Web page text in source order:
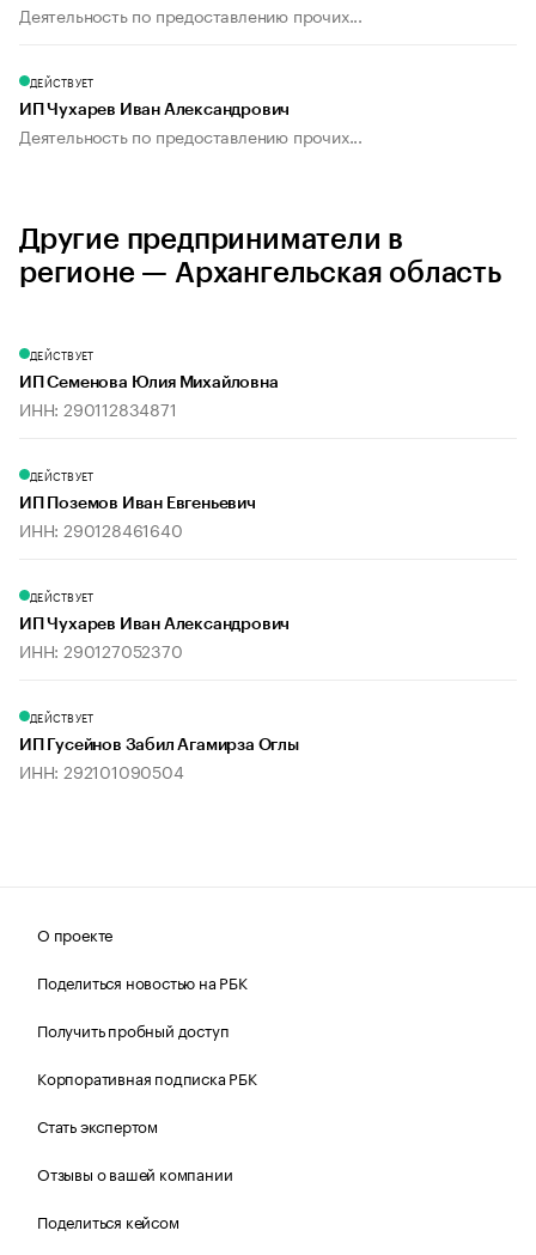
Деятельность по предоставлению прочих...
ДЕЙСТВУЕТ
ИП Чухарев Иван Александрович
Деятельность по предоставлению прочих...
Другие предприниматели в
регионе — Архангельская область
ДЕЙСТВУЕТ
ИП Семенова Юлия Михайловна
ИНН: 290112834871
ДЕЙСТВУЕТ
ИП Поземов Иван Евгеньевич
ИНН: 290128461640
ДЕЙСТВУЕТ
ИП Чухарев Иван Александрович
ИНН: 290127052370
ДЕЙСТВУЕТ
ИП Гусейнов Забил Агамирза Оглы
ИНН: 292101090504
О проекте
Поделиться новостью на РБК
Получить пробный доступ
Корпоративная подписка РБК
Стать экспертом
Отзывы о вашей компании
Поделиться кейсом